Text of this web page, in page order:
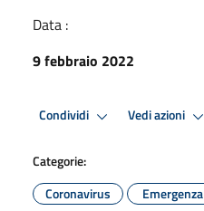
Data :
9 febbraio 2022
Condividi Vedi azioni
Categorie:
Coronavirus
Emergenza